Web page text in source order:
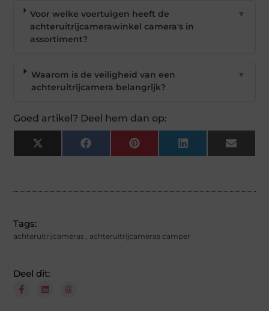
Voor welke voertuigen heeft de
achteruitrijcamerawinkel camera's in
assortiment?
▼
Waarom is de veiligheid van een
achteruitrijcamera belangrijk?
▼
Goed artikel? Deel hem dan op:
X
(Twitter)
Facebook Pinterest LinkedIn Email
Tags:
achteruitrijcameras achteruitrijcameras camper
Deel dit: